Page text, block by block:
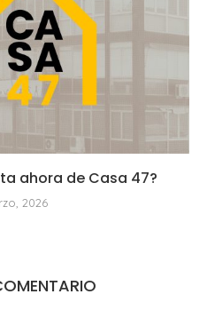
ahora de Casa 47?
2026